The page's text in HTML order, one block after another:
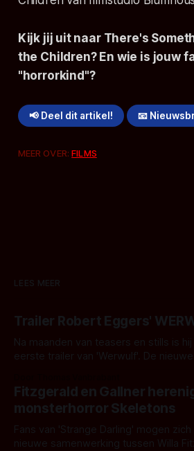
Kijk jij uit naar There's
the Children? En wie is jouw
"horrorkind"?
📢 Deel dit artikel! 📧
MEER OVER:FILMS
LEES MEER
Trailer Robert Eggers'
Na maanden van teasers en stills is
eerste trailer van 'Werwulf'. De
kille stijl vol folklore en mythe. Het
het het al raden?)... de weerwolf. Kijk
Fitzgerald en Gallner
monsterhorror Skeletons
Fans van 'Strange Darling' mogen
nieuwe samenwerking tussen Willa